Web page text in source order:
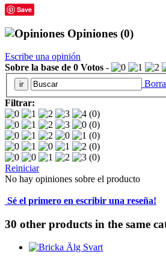
Save
Opiniones (0)
Escribe una opinión
Sobre la base de 0 Votos -
Filtrar:
(0)
(0)
(0)
(0)
(0)
Reiniciar
No hay opiniones sobre el producto
Sé el primero en escribir una reseña!
30 other products in the same